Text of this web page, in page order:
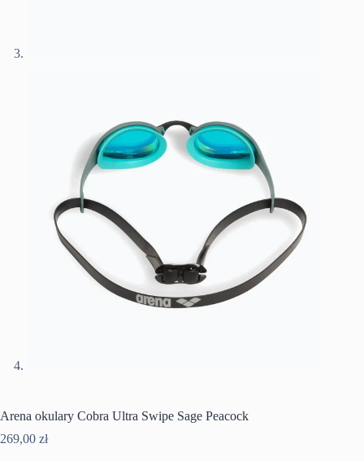
Arena okulary Cobra Ultra Swipe Sage Peacock
269,00 zł